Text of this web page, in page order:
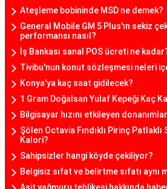
Ateşleme bobininde MSD ne demek?
General Mobile GM 5 Plus'ın sekiz
performansı nasıl?
İş Bankası sanal POS ücreti ne
Tivibu'nun konut sözleşmesi neleri
Konya'ya kaç saat gidilecek?
1 Gram Doğalsan Yulaf Kepeği Kaç
Bilgisayar hızını etkileyen
Şölen Octavia Fındıklı Pirinç
Kalori?
Sahipsizler hangi köyde çekiliyor?
Belgisiz sıfat ve belirtme sıfatı aynı
Asit yağmuru tehlikesi hakkında